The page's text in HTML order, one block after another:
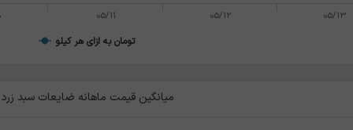
تومان به ازای هر کیلو
05/11 05/12 05/13
میانگین قیمت ماهانه ضایعات سبد زرد